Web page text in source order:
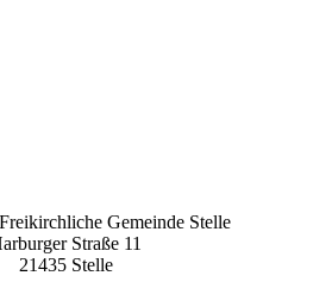
Gemeinde Stelle
Straße 11
21435 Stelle